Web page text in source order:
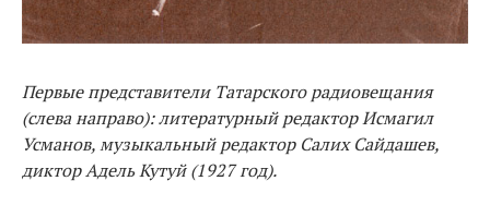
Первые представители Татарского радиовещания
(слева направо): литературный редактор Исмагил
Усманов, музыкальный редактор Салих Сайдашев,
диктор Адель Кутуй (1927 год).